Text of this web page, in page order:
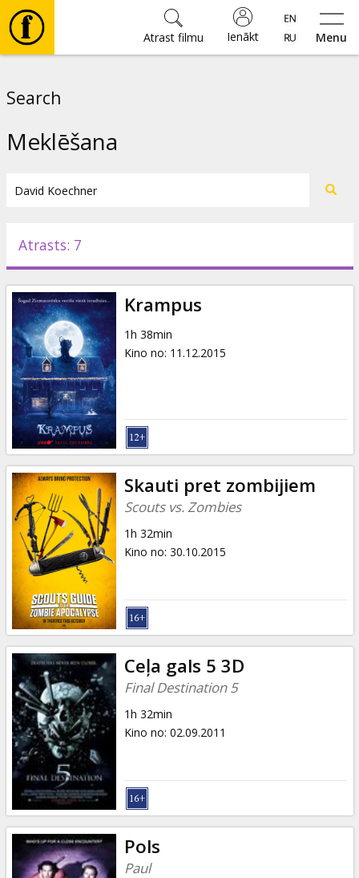
Menu
Ienākt
Atrast filmu
Pasākumi
Ziņas
Dāvanu
kartes
Uzkodas
B2B
Kino
Klubs
Search
Meklēšana
Atrasts: 7
Krampus
1h 38min
Kino no: 11.12.2015
Skauti pret zombijiem
Scouts vs. Zombies
1h 32min
Kino no: 30.10.2015
Ceļa gals 5 3D
Final Destination 5
1h 32min
Kino no: 02.09.2011
Pols
Paul